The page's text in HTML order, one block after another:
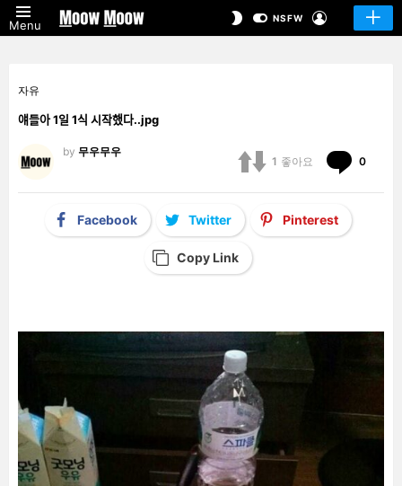
Menu
SWITCHNSFW
자유
얘들아 1일 1식 시작했다..jpg
by 무우무우
1 좋아요 0
Facebook Twitter Pinterest
Copy Link